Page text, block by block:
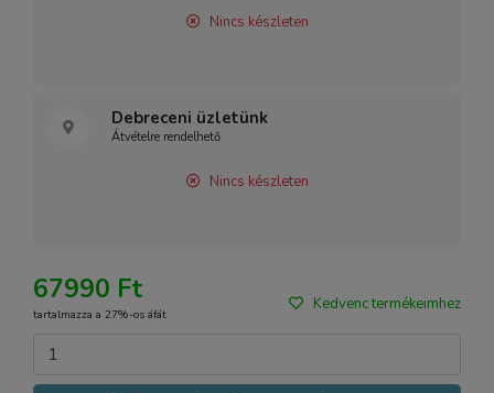
Nincs készleten
Debreceni üzletünk
Átvételre rendelhető
Nincs készleten
67990 Ft
tartalmazza a 27%-os áfát
Kedvenc termékeimhez